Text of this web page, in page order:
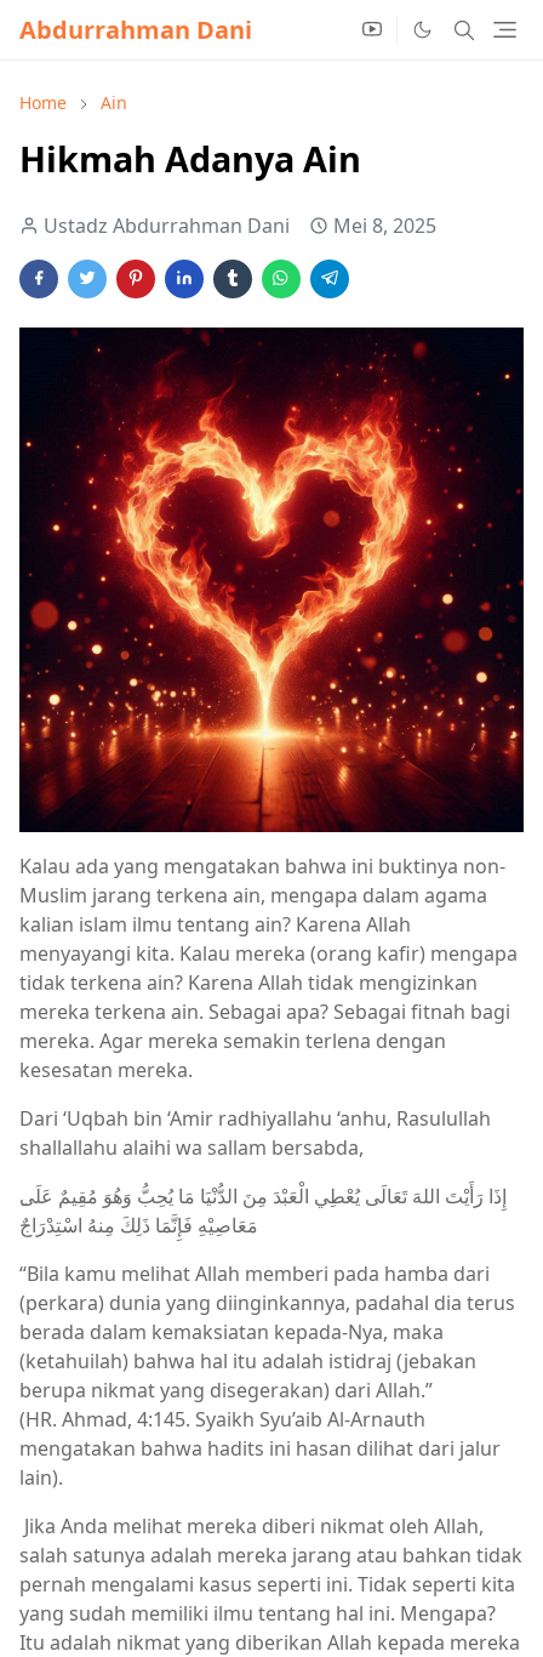
Abdurrahman Dani
Home Ain
Hikmah Adanya Ain
Ustadz Abdurrahman Dani Mei 8, 2025
Kalau ada yang mengatakan bahwa ini buktinya non-
Muslim jarang terkena ain, mengapa dalam agama
kalian islam ilmu tentang ain? Karena Allah
menyayangi kita. Kalau mereka (orang kafir) mengapa
tidak terkena ain? Karena Allah tidak mengizinkan
mereka terkena ain. Sebagai apa? Sebagai fitnah bagi
mereka. Agar mereka semakin terlena dengan
kesesatan mereka.
Dari ‘Uqbah bin ‘Amir radhiyallahu ‘anhu, Rasulullah
shallallahu alaihi wa sallam bersabda,
مَعَاصِيْهِ فَإِنَّمَا ذَلِكَ مِنهُ اسْتِدْرَاجٌ
“Bila kamu melihat Allah memberi pada hamba dari
(perkara) dunia yang diinginkannya, padahal dia terus
berada dalam kemaksiatan kepada-Nya, maka
(ketahuilah) bahwa hal itu adalah istidraj (jebakan
berupa nikmat yang disegerakan) dari Allah.”
(HR. Ahmad, 4:145. Syaikh Syu’aib Al-Arnauth
mengatakan bahwa hadits ini hasan dilihat dari jalur
lain).
Jika Anda melihat mereka diberi nikmat oleh Allah,
salah satunya adalah mereka jarang atau bahkan tidak
pernah mengalami kasus seperti ini. Tidak seperti kita
yang sudah memiliki ilmu tentang hal ini. Mengapa?
Itu adalah nikmat yang diberikan Allah kepada mereka